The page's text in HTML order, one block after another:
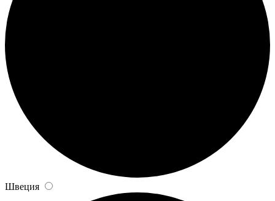
Швеция